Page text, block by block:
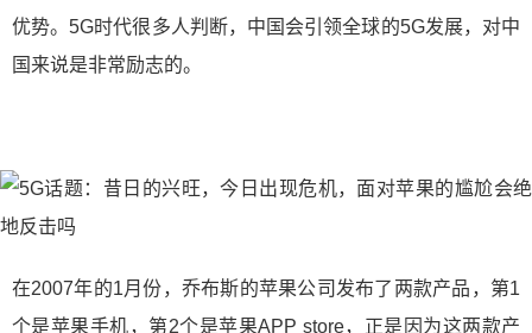
优势。5G时代很多人判断，中国会引领全球的5G发展，对中
国来说是非常励志的。
在2007年的1月份，乔布斯的苹果公司发布了两款产品，第1
个是苹果手机，第2个是苹果APP store，正是因为这两款产